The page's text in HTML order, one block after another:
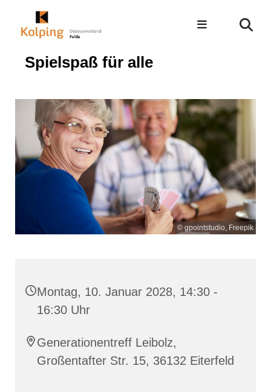
Spielspaß für alle
© gpointstudio, Freepik
Montag, 10. Januar 2028, 14:30 -
16:30 Uhr
Generationentreff Leibolz,
Großentafter Str. 15, 36132 Eiterfeld